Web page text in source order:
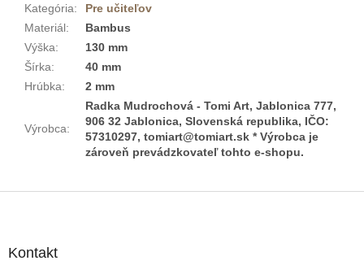
Kategória:
Pre učiteľov
Materiál:
Bambus
Výška:
130 mm
Šírka:
40 mm
Hrúbka: 2 mm
Výrobca:
Radka Mudrochová - Tomi Art, Jablonica 777,
906 32 Jablonica, Slovenská republika, IČO:
57310297, tomiart@tomiart.sk * Výrobca je
zároveň prevádzkovateľ tohto e-shopu.
Kontakt